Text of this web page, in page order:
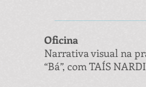
Oficina
Narrativa visual na
“Bá”, com TAÍS NARDI